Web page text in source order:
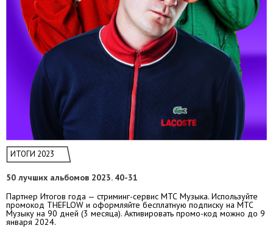
ИТОГИ 2023
50 лучших альбомов 2023. 40-31
Партнер Итогов года — стриминг-сервис МТС Музыка. Используйте
промокод THEFLOW и оформляйте бесплатную подписку на МТС
Музыку на 90 дней (3 месяца). Активировать промо-код можно до 9
января 2024.